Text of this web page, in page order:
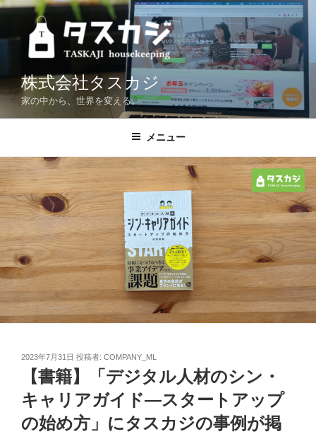
コ
テ
ツ
へ
プ
株式会社タスカジ
家の中から、世界を変える。
メニュー
投
2023年7月31日 投稿者: COMPANY_ML
【書籍】「デジタル人材のシン・
キャリアガイド―スタートアップ
の始め方」にタスカジの事例が掲